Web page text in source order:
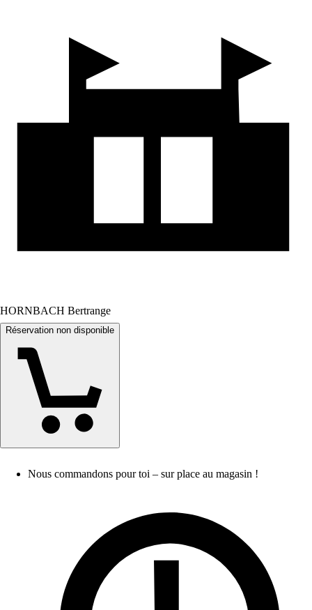
HORNBACH Bertrange
Réservation non disponible
Nous commandons pour toi – sur place au magasin !